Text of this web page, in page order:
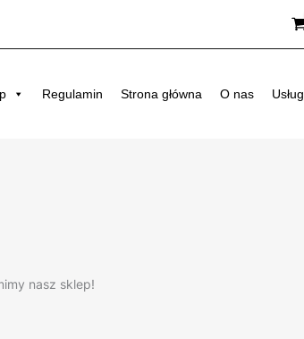
Regulamin Strona główna O nas
nasz sklep!